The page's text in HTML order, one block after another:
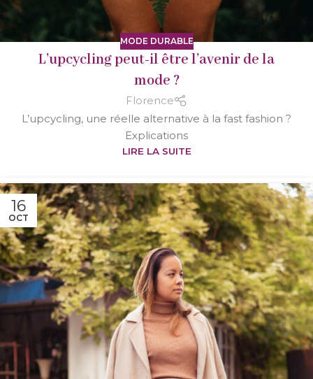
MODE DURABLE
L’upcycling peut-il être l’avenir de la
mode ?
Florence
L’upcycling, une réelle alternative à la fast fashion ?
Explications
LIRE LA SUITE
16
OCT